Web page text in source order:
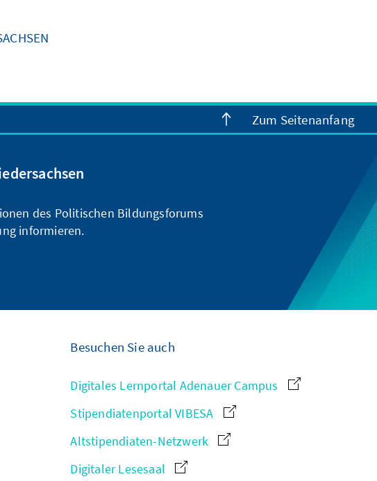
Zum Seitenanfang
des Politischen Bildungsforums
informieren.
Besuchen Sie auch
Digitales Lernportal Adenauer Campus
Stipendiatenportal VIBESA
Altstipendiaten-Netzwerk
Digitaler Lesesaal